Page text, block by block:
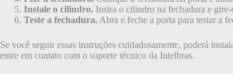
Instale o cilindro. Insira o cilindro na fechadura e
Teste a fechadura. Abra e feche a porta para testar a
Se você seguir essas instruções cuidadosamente, poderá
entre em contato com o suporte técnico da Intelbras.